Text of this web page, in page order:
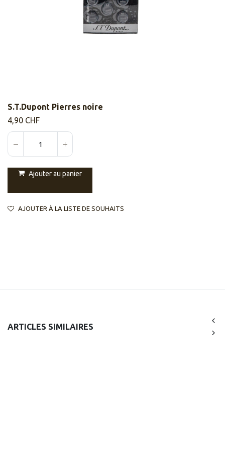
S.T.Dupont Pierres noire
4,90 CHF
Ajouter au panier
AJOUTER À LA LISTE DE SOUHAITS
ARTICLES SIMILAIRES